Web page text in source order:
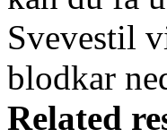
Svevestil
blodkar
Related